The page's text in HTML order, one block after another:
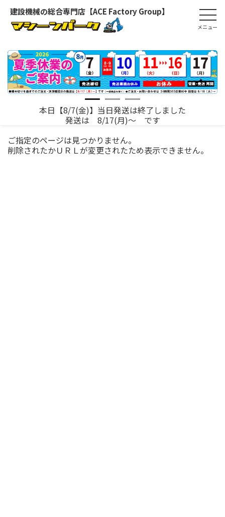
建設機械の総合専門店【ACE Factory Group】
本日【8/7(金)】当日発送は終了しました
発送は 8/17(月)～ です
ご指定のページは見つかりません。
削除されたかＵＲＬが変更されたため表示できません。